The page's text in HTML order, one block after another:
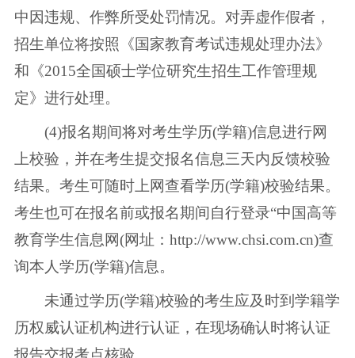
中因违规、作弊所受处罚情况。对弄虚作假者，
招生单位将按照《国家教育考试违规处理办法》
和《2015全国硕士学位研究生招生工作管理规
定》进行处理。
(4)报名期间将对考生学历(学籍)信息进行网
上校验，并在考生提交报名信息三天内反馈校验
结果。考生可随时上网查看学历(学籍)校验结果。
考生也可在报名前或报名期间自行登录“中国高等
教育学生信息网(网址：http://www.chsi.com.cn)查
询本人学历(学籍)信息。
未通过学历(学籍)校验的考生应及时到学籍学
历权威认证机构进行认证，在现场确认时将认证
报告交报考点核验。